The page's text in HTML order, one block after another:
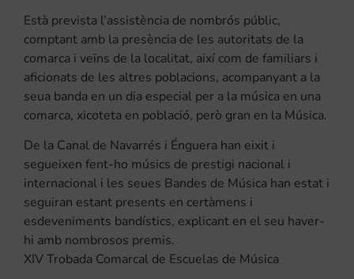
Està prevista l’assistència de nombrós públic,
comptant amb la presència de les autoritats de la
comarca i veïns de la localitat, així com de familiars i
aficionats de les altres poblacions, acompanyant a la
seua banda en un dia especial per a la música en una
comarca, xicoteta en població, però gran en la Música.
De la Canal de Navarrés i Énguera han eixit i
segueixen fent-ho músics de prestigi nacional i
internacional i les seues Bandes de Música han estat i
seguiran estant presents en certàmens i
esdeveniments bandístics, explicant en el seu haver-
hi amb nombrosos premis.
XIV Trobada Comarcal de Escuelas de Música